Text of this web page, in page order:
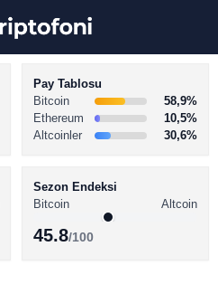
Pay Tablosu
Bitcoin
58,9%
Ethereum
10,5%
Altcoinler
30,6%
Sezon Endeksi
Bitcoin
Altcoin
45.8/100